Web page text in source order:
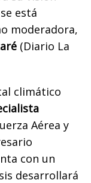
está
moderadora,
(Diario La
climático
Aérea y
con un
desarrollará